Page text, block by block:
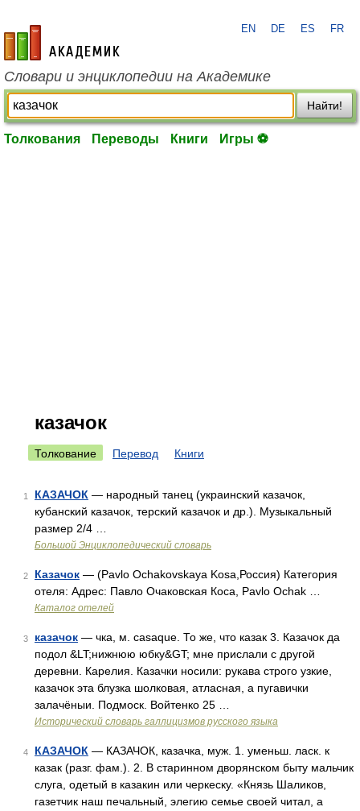
academic.ru
EN DE ES FR
Словари и энциклопедии на Академике
Найти!
Толкования Переводы Книги Игры ⚽
казачок
Толкование Перевод Книги
1 КАЗАЧОК — народный танец (украинский казачок,
кубанский казачок, терский казачок и др.). Музыкальный
размер 2/4 …
Большой Энциклопедический словарь
2 Казачок — (Pavlo Ochakovskaya Kosa,Россия) Категория
отеля: Адрес: Павло Очаковская Коса, Pavlo Ochak …
Каталог отелей
3 казачок — чка, м. casaque. То же, что казак 3. Казачок да
подол &LT;нижнюю юбку&GT; мне прислали с другой
деревни. Карелия. Казачки носили: рукава строго узкие,
казачок эта блузка шолковая, атласная, а пугавички
залачёныи. Подмоск. Войтенко 25 …
Исторический словарь галлицизмов русского языка
4 КАЗАЧОК — КАЗАЧОК, казачка, муж. 1. уменьш. ласк. к
казак (разг. фам.). 2. В старинном дворянском быту мальчик
слуга, одетый в казакин или черкеску. «Князь Шаликов,
газетчик наш печальный, элегию семье своей читал, а